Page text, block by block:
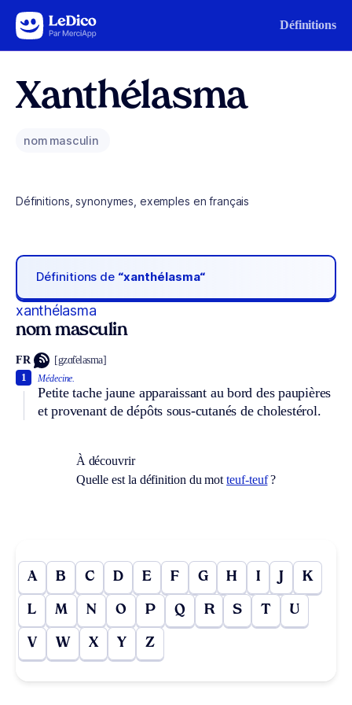
Aller au contenu Définitions
Xanthélasma
nom masculin
Définitions, synonymes, exemples en français
Définitions de “xanthélasma“
xanthélasma
nom masculin
FR [gzɑ̃telasma]
Médecine.
Petite tache jaune apparaissant au bord des paupières
et provenant de dépôts sous-cutanés de cholestérol.
1
À découvrir
Quelle est la définition du motteuf-teuf?
A B C D E F G H I J K
L M N O P Q R S T U
V W X Y Z